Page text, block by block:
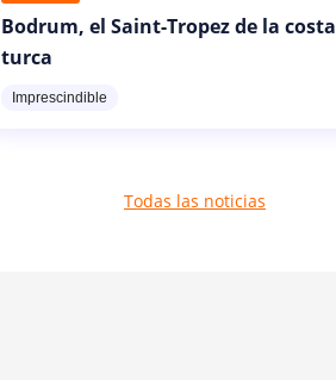
Bodrum, el Saint-Tropez de la costa
turca
Imprescindible
Todas las noticias